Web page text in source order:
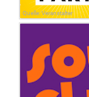
Quelle: Veranstalter